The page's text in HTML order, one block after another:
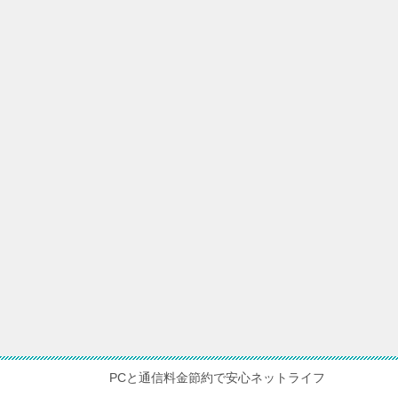
PCと通信料金節約で安心ネットライフ